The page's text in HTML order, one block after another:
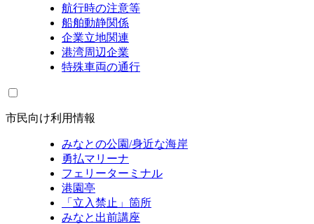
航行時の注意等
船舶動静関係
企業立地関連
港湾周辺企業
特殊車両の通行
市民向け利用情報
みなとの公園/身近な海岸
勇払マリーナ
フェリーターミナル
港園亭
「立入禁止」箇所
みなと出前講座